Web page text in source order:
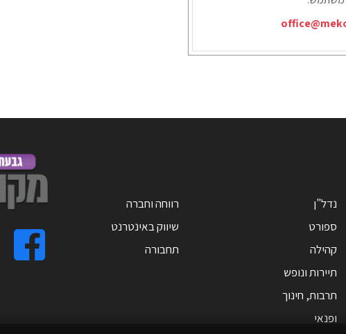
נדל"ן
ספורט
קהילה
תיירות ונופש
תרבות, חינוך
ופנאי
רווחה וחברה
שיווק באינטרנט
תחבורה